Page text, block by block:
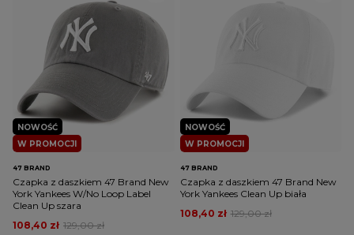
W PROMOCJI
NOWOŚĆ
47 BRAND
Czapka z daszkiem 47 Brand New
York Yankees W/No Loop Label
Clean Up szara
129,00 zł
108,40 zł
W PROMOCJI
NOWOŚĆ
47 BRAND
Czapka z daszkiem 47 Brand New
York Yankees Clean Up biała
129,00 zł
108,40 zł